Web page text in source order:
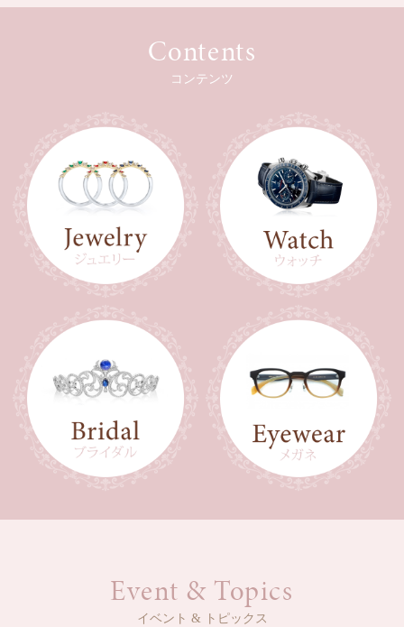
Contents
コンテンツ
Event & Topics
イベント & トピックス